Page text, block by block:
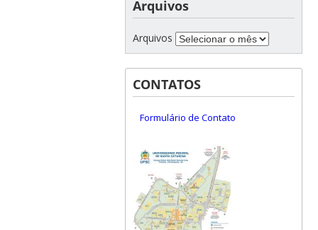
Arquivos
Arquivos
CONTATOS
Formulário de Contato